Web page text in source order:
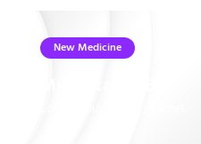
New Medicine